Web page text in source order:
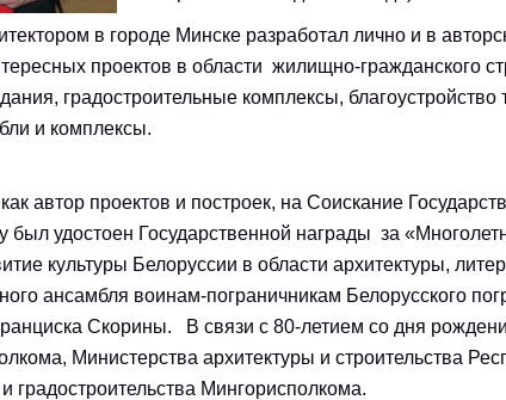
в городе Минске разработал лично и в
проектов в области жилищно-гражданского
градостроительные комплексы, благоустройство
ансамбли и
автор проектов и построек, на Соискание
был удостоен Государственной награды за
культуры Белоруссии в области архитектуры,
ансамбля воинам-пограничникам Белорусского
Скорины. В связи с 80-летием со дня
Министерства архитектуры и строительства
градостроительства Мингорисполкома.